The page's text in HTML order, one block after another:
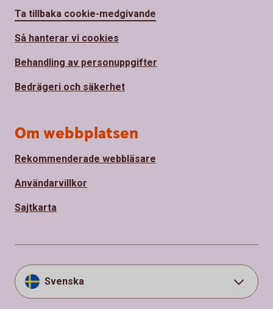
Ta tillbaka cookie-medgivande
Så hanterar vi cookies
Behandling av personuppgifter
Bedrägeri och säkerhet
Om webbplatsen
Rekommenderade webbläsare
Användarvillkor
Sajtkarta
Svenska